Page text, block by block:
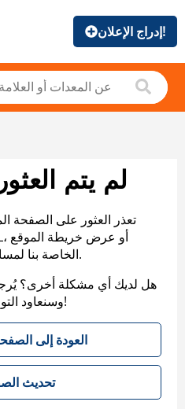
إدراج الإعلان!
لم يتم
تعذر العثور على الصفحة
الخاصة بنا لمساعدتك في العثور على ما تريد.
هل لديك أي مشكلة أخرى؟
وسنعاود التواصل معك. شكرًا على صبرك!
العودة إلى
تحديث الصفحة